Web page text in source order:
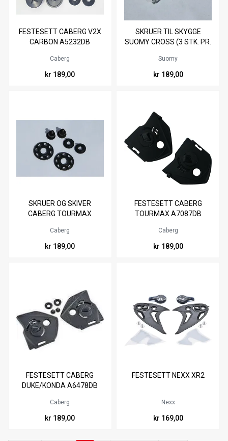
FESTESETT CABERG V2X
CARBON A5232DB
Caberg
kr 189,00
SKRUER TIL SKYGGE
SUOMY CROSS (3 STK. PR.
Suomy
kr 189,00
SKRUER OG SKIVER
CABERG TOURMAX
Caberg
kr 189,00
FESTESETT CABERG
TOURMAX A7087DB
Caberg
kr 189,00
FESTESETT CABERG
DUKE/KONDA A6478DB
Caberg
kr 189,00
FESTESETT NEXX XR2
Nexx
kr 169,00